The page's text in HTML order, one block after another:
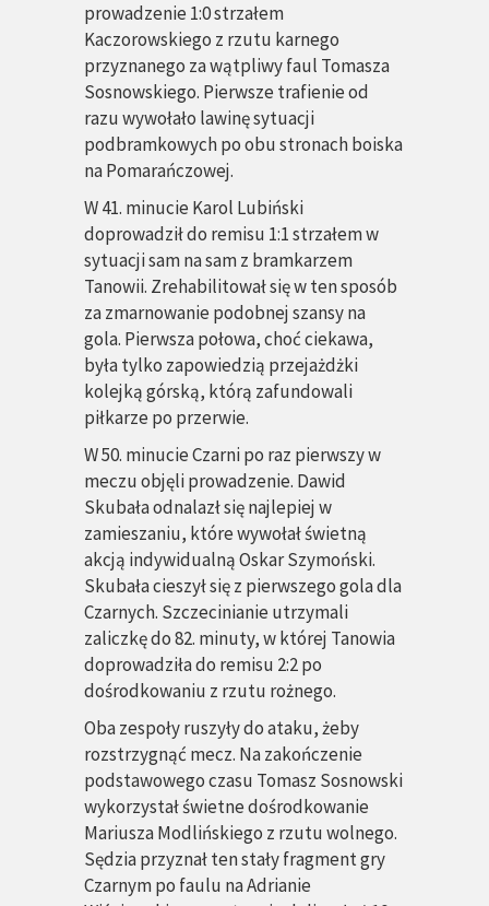
prowadzenie 1:0 strzałem
Kaczorowskiego z rzutu karnego
przyznanego za wątpliwy faul Tomasza
Sosnowskiego. Pierwsze trafienie od
razu wywołało lawinę sytuacji
podbramkowych po obu stronach boiska
na Pomarańczowej.
W 41. minucie Karol Lubiński
doprowadził do remisu 1:1 strzałem w
sytuacji sam na sam z bramkarzem
Tanowii. Zrehabilitował się w ten sposób
za zmarnowanie podobnej szansy na
gola. Pierwsza połowa, choć ciekawa,
była tylko zapowiedzią przejażdżki
kolejką górską, którą zafundowali
piłkarze po przerwie.
W 50. minucie Czarni po raz pierwszy w
meczu objęli prowadzenie. Dawid
Skubała odnalazł się najlepiej w
zamieszaniu, które wywołał świetną
akcją indywidualną Oskar Szymoński.
Skubała cieszył się z pierwszego gola dla
Czarnych. Szczecinianie utrzymali
zaliczkę do 82. minuty, w której Tanowia
doprowadziła do remisu 2:2 po
dośrodkowaniu z rzutu rożnego.
Oba zespoły ruszyły do ataku, żeby
rozstrzygnąć mecz. Na zakończenie
podstawowego czasu Tomasz Sosnowski
wykorzystał świetne dośrodkowanie
Mariusza Modlińskiego z rzutu wolnego.
Sędzia przyznał ten stały fragment gry
Czarnym po faulu na Adrianie